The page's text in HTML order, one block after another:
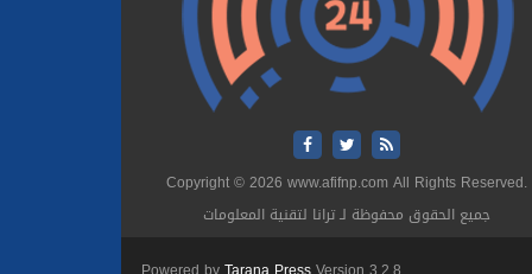
Copyright © 2026 www.afifnp.com All Rights Reserved.
جميع الحقوق محفوظة لـ ترانا لتقنية المعلومات